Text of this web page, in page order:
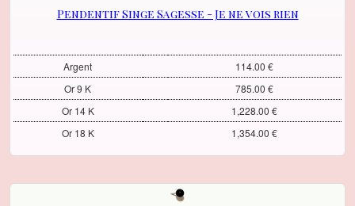
Pendentif Singe Sagesse - Je ne vois rien
Argent
114.00 €
Or 9 K
785.00 €
Or 14 K
1,228.00 €
Or 18 K
1,354.00 €